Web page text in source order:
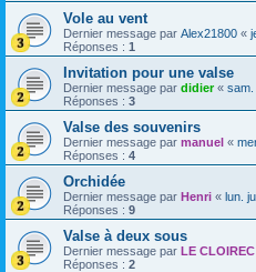
Vole au vent
Dernier message par Alex21800 «
Réponses : 1
Invitation pour une valse
Dernier message par didier« sam.
Réponses : 3
Valse des souvenirs
Dernier message par manuel «
Réponses : 4
Orchidée
Dernier message par Henri « lun.
Réponses : 9
Valse à deux sous
Dernier message par LE CLOIREC
Réponses : 2